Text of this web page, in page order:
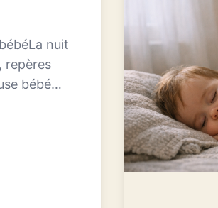
nuit
repères
bébé